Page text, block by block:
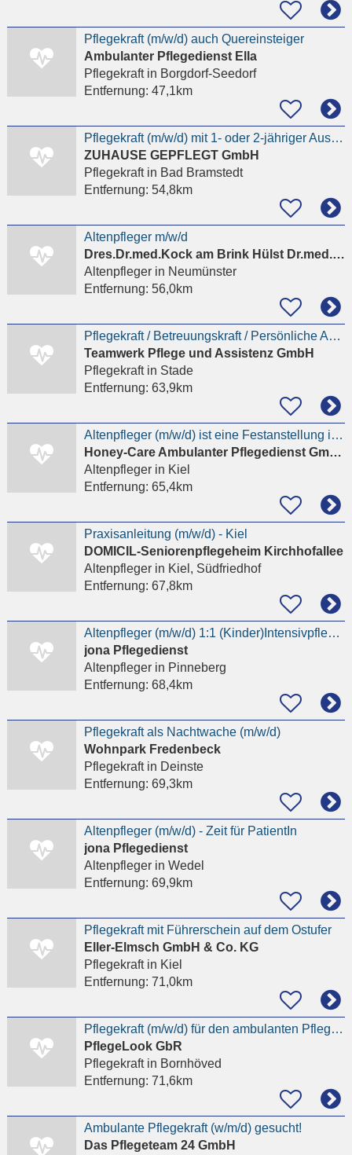
Pflegekraft (m/w/d) auch Quereinsteiger
Ambulanter Pflegedienst Ella
Pflegekraftin Borgdorf-Seedorf
Entfernung: 47,1km
Pflegekraft (m/w/d) mit 1- oder 2-jähriger Ausbildung - ambulant
ZUHAUSE GEPFLEGT GmbH
Pflegekraftin Bad Bramstedt
Entfernung: 54,8km
Altenpfleger m/w/d
Dres.Dr.med.Kock am Brink Hülst Dr.med.Borst
Altenpflegerin Neumünster
Entfernung: 56,0km
Pflegekraft / Betreuungskraft / Persönliche Assistenz (m/w/d) gesucht
Teamwerk Pflege und Assistenz GmbH
Pflegekraftin Stade
Entfernung: 63,9km
Altenpfleger (m/w/d) ist eine Festanstellung in Vollzeit 4000€
Honey-Care Ambulanter Pflegedienst GmbH
Altenpflegerin Kiel
Entfernung: 65,4km
Praxisanleitung (m/w/d) - Kiel
DOMICIL-Seniorenpflegeheim Kirchhofallee
Altenpflegerin Kiel, Südfriedhof
Entfernung: 67,8km
Altenpfleger (m/w/d) 1:1 (Kinder)Intensivpflege -Zeit für PatientIn
jona Pflegedienst
Altenpflegerin Pinneberg
Entfernung: 68,4km
Pflegekraft als Nachtwache (m/w/d)
Wohnpark Fredenbeck
Pflegekraftin Deinste
Entfernung: 69,3km
Altenpfleger (m/w/d) - Zeit für PatientIn
jona Pflegedienst
Altenpflegerin Wedel
Entfernung: 69,9km
Pflegekraft mit Führerschein auf dem Ostufer
Eller-Elmsch GmbH & Co. KG
Pflegekraftin Kiel
Entfernung: 71,0km
Pflegekraft (m/w/d) für den ambulanten Pflegedienst gesucht
PflegeLook GbR
Pflegekraftin Bornhöved
Entfernung: 71,6km
Ambulante Pflegekraft (w/m/d) gesucht!
Das Pflegeteam 24 GmbH